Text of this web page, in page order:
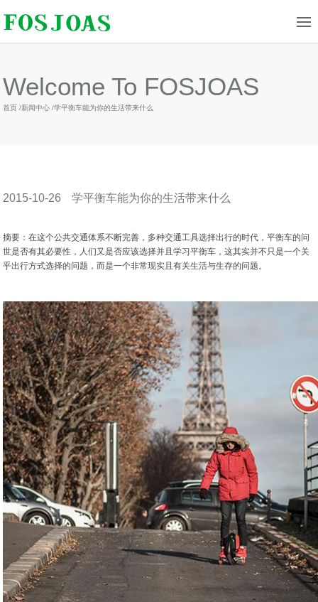
Welcome To FOSJOAS
首页 /新闻中心 /学平衡车能为你的生活带来什么
2015-10-26 学平衡车能为你的生活带来什么
摘要：在这个公共交通体系不断完善，多种交通工具选择出行的时代，平衡车的问
世是否有其必要性，人们又是否应该选择并且学习平衡车，这其实并不只是一个关
乎出行方式选择的问题，而是一个非常现实且有关生活与生存的问题。